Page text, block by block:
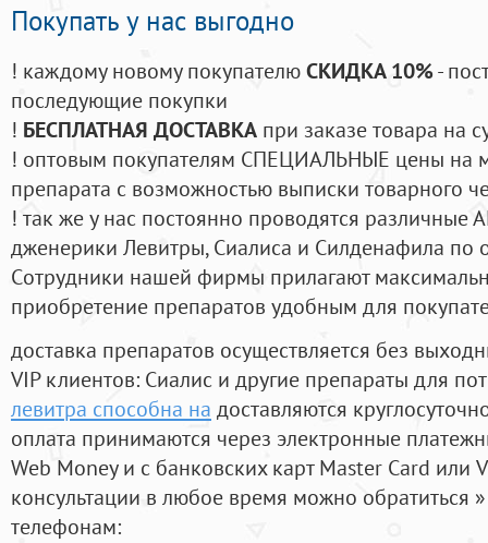
Покупать у нас выгодно
! каждому новому покупателюСКИДКА 10%-
последующие покупки
! БЕСПЛАТНАЯ ДОСТАВКА при заказе товара на
! оптовым покупателям СПЕЦИАЛЬНЫЕ цены на
препарата с возможностью выписки товарного
! так же у нас постоянно проводятся
дженерики Левитры, Сиалиса и Силденафила по
Cотрудники нашей фирмы прилагают
приобретение препаратов удобным для
доставка препаратов осуществляется без
VIP клиентов: Сиалис и другие препараты для
левитра способна на доставляются
оплата принимаются через электронные
Web Money и с банковских карт Master Card или
консультации в любое время можно обратиться
телефонам: